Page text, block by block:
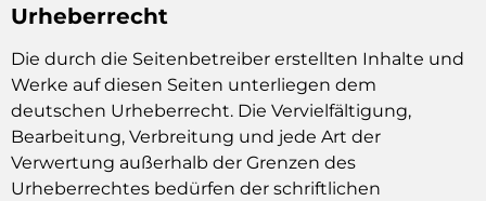
Urheberrecht
Die durch die Seitenbetreiber erstellten Inhalte und
Werke auf diesen Seiten unterliegen dem
deutschen Urheberrecht. Die Vervielfältigung,
Bearbeitung, Verbreitung und jede Art der
Verwertung außerhalb der Grenzen des
Urheberrechtes bedürfen der schriftlichen